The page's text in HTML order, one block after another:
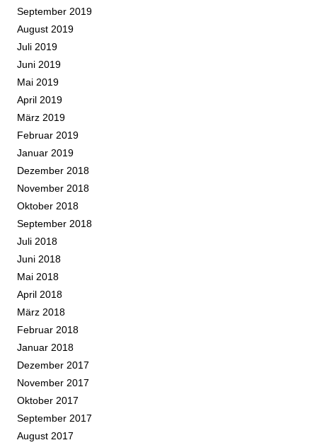
September 2019
August 2019
Juli 2019
Juni 2019
Mai 2019
April 2019
März 2019
Februar 2019
Januar 2019
Dezember 2018
November 2018
Oktober 2018
September 2018
Juli 2018
Juni 2018
Mai 2018
April 2018
März 2018
Februar 2018
Januar 2018
Dezember 2017
November 2017
Oktober 2017
September 2017
August 2017